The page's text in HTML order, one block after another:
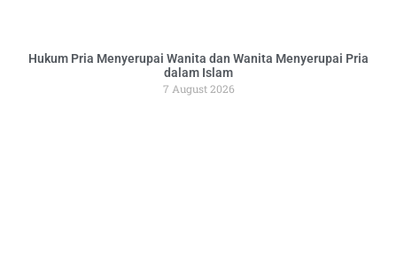
Hukum Pria Menyerupai Wanita dan Wanita Menyerupai Pria
dalam Islam
7 August 2026